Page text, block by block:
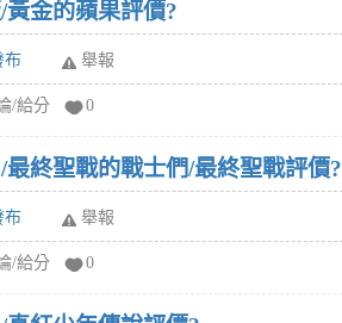
金的蘋果評價?
布 舉報
/給分 0
終聖戰的戰士們/最終聖戰評價?
布 舉報
/給分 0